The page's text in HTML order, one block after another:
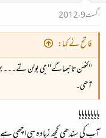
اگست 9، 2012
فاتح نے کہا:
"کنھن تا نبھاگے" جی بولن تے۔۔۔ بھر
آھی۔
ہاہاہاہاہاہاہا
آپ کی سندھی کچھ زیادہ ہی اچھی